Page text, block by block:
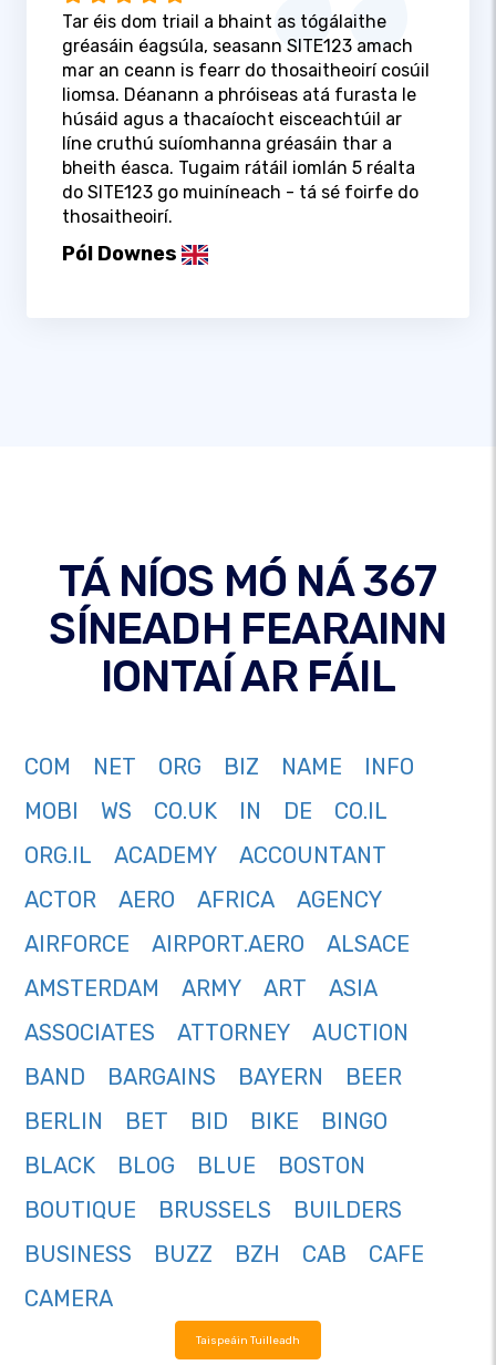
Tar éis dom triail a bhaint as tógálaithe
gréasáin éagsúla, seasann SITE123 amach
mar an ceann is fearr do thosaitheoirí cosúil
liomsa. Déanann a phróiseas atá furasta le
húsáid agus a thacaíocht eisceachtúil ar
líne cruthú suíomhanna gréasáin thar a
bheith éasca. Tugaim rátáil iomlán 5 réalta
do SITE123 go muiníneach - tá sé foirfe do
thosaitheoirí.
Pól Downes
TÁ NÍOS MÓ NÁ 367
SÍNEADH FEARAINN
IONTAÍ AR FÁIL
COM NET ORG BIZ NAME
INFO
MOBI
WS CO.UK IN DE
CO.IL
ORG.IL
ACADEMY
ACCOUNTANT
ACTOR
AERO AFRICA
AGENCY
AIRFORCE
AIRPORT.AERO
ALSACE
AMSTERDAM
ARMY ART
ASIA
ASSOCIATES
ATTORNEY
AUCTION
BAND
BARGAINS BAYERN
BEER
BERLIN
BET BID BIKE
BINGO
BLACK
BLOG BLUE
BOSTON
BOUTIQUE
BRUSSELS
BUILDERS
BUSINESS
BUZZ BZH CAB
CAFE
CAMERA
Taispeáin Tuilleadh